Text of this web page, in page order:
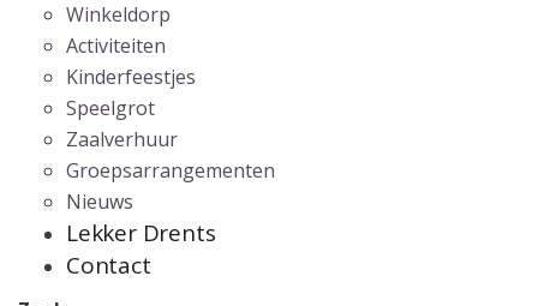
Winkeldorp
Activiteiten
Kinderfeestjes
Speelgrot
Zaalverhuur
Groepsarrangementen
Nieuws
Lekker Drents
Contact